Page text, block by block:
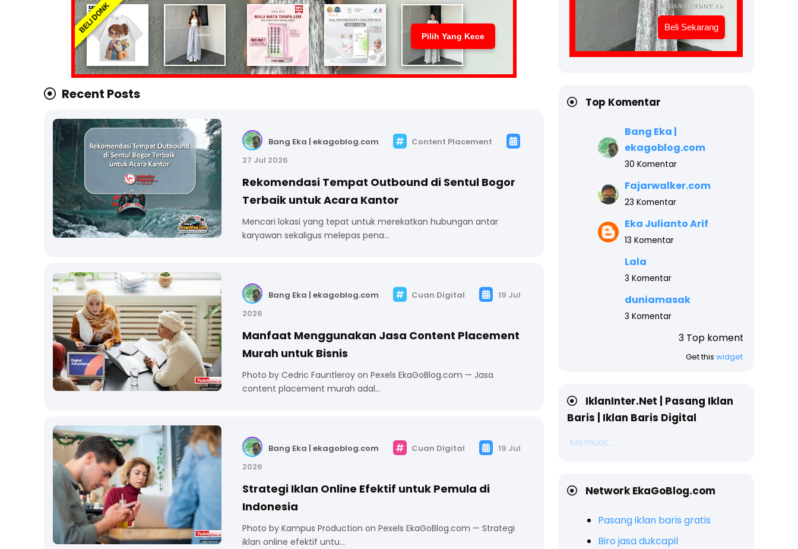
BELI DONK
Pilih Yang Kece
Recent Posts
Bang Eka | ekagoblog.com
Content Placement
27 Jul 2026
Rekomendasi Tempat Outbound di Sentul Bogor
Terbaik untuk Acara Kantor
Mencari lokasi yang tepat untuk merekatkan hubungan antar
karyawan sekaligus melepas pena…
Bang Eka | ekagoblog.com Cuan Digital
19 Jul
2026
Manfaat Menggunakan Jasa Content Placement
Murah untuk Bisnis
Photo by Cedric Fauntleroy on Pexels EkaGoBlog.com — Jasa
content placement murah adal…
Bang Eka | ekagoblog.com Cuan Digital
19 Jul
2026
Strategi Iklan Online Efektif untuk Pemula di
Indonesia
Photo by Kampus Production on Pexels EkaGoBlog.com — Strategi
iklan online efektif untu…
Beli Sekarang
Top Komentar
Bang Eka |
ekagoblog.com
30 Komentar
Fajarwalker.com
23 Komentar
Eka Julianto Arif
13 Komentar
Lala
3 Komentar
duniamasak
3 Komentar
3 Top komentar blog ini teratas, akhir tahun
Get this widget
IklanInter.Net | Pasang Iklan
Baris | Iklan Baris Digital
Memuat...
Network EkaGoBlog.com
Pasang iklan baris gratis
Biro jasa dukcapil